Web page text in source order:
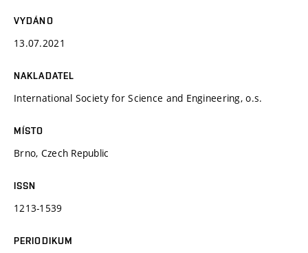
VYDÁNO
13.07.2021
NAKLADATEL
International Society for Science and Engineering, o.s.
MÍSTO
Brno, Czech Republic
ISSN
1213-1539
PERIODIKUM